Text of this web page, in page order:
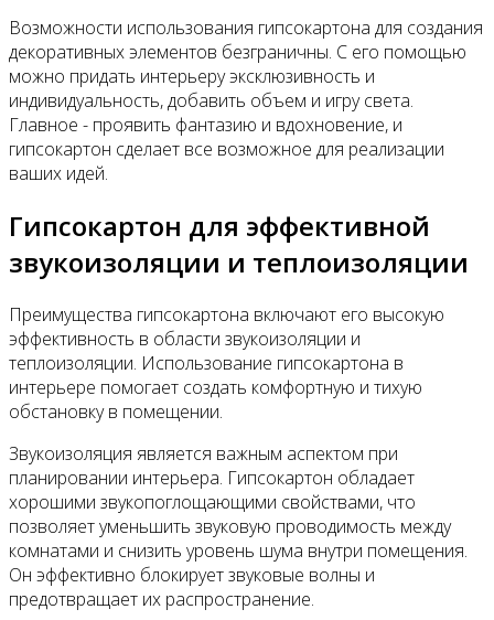
Возможности использования гипсокартона для создания
декоративных элементов безграничны. С его помощью
можно придать интерьеру эксклюзивность и
индивидуальность, добавить объем и игру света.
Главное - проявить фантазию и вдохновение, и
гипсокартон сделает все возможное для реализации
ваших идей.
Гипсокартон для эффективной
звукоизоляции и теплоизоляции
Преимущества гипсокартона включают его высокую
эффективность в области звукоизоляции и
теплоизоляции. Использование гипсокартона в
интерьере помогает создать комфортную и тихую
обстановку в помещении.
Звукоизоляция является важным аспектом при
планировании интерьера. Гипсокартон обладает
хорошими звукопоглощающими свойствами, что
позволяет уменьшить звуковую проводимость между
комнатами и снизить уровень шума внутри помещения.
Он эффективно блокирует звуковые волны и
предотвращает их распространение.